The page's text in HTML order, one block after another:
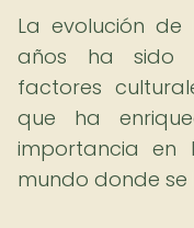
La evolución
años ha sido
factores
que ha
importancia en
mundo donde